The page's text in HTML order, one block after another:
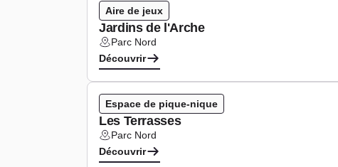
Aire de jeux
Jardins de l'Arche
Lieu :Parc Nord
Découvrir
Espace de pique-nique
Les Terrasses
Lieu :Parc Nord
Découvrir